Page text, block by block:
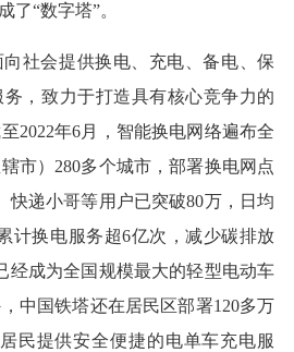
了“数字塔”。
社会提供换电、充电、备电、保
，致力于打造具有核心竞争力的
2022年6月，智能换电网络遍布全
市）280多个城市，部署换电网点
快递小哥等用户已突破80万，日均
计换电服务超6亿次，减少碳排放
经成为全国规模最大的轻型电动车
中国铁塔还在居民区部署120多万
民提供安全便捷的电单车充电服